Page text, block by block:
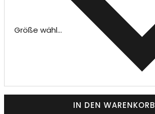
Größe wählen
IN DEN WARENKORB